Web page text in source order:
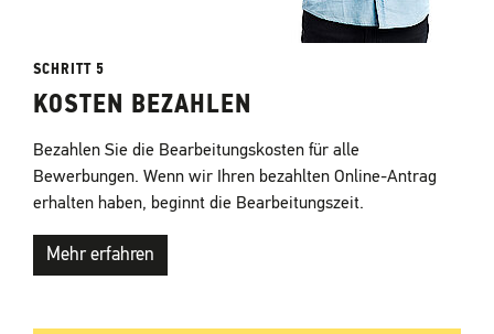
SCHRITT 5
KOSTEN BEZAHLEN
Bezahlen Sie die Bearbeitungskosten für alle
Bewerbungen. Wenn wir Ihren bezahlten Online-Antrag
erhalten haben, beginnt die Bearbeitungszeit.
Mehr erfahren